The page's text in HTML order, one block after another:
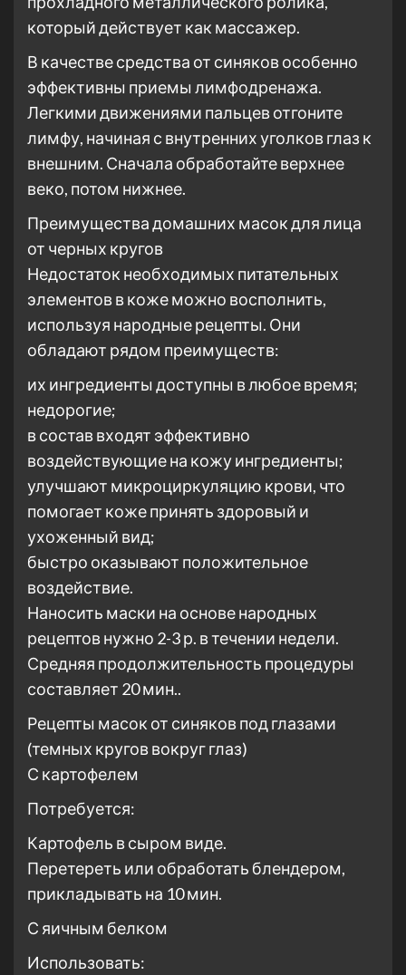
который действует как массажер.
В качестве средства от синяков особенно
эффективны приемы лимфодренажа.
Легкими движениями пальцев отгоните
лимфу, начиная с внутренних уголков глаз к
внешним. Сначала обработайте верхнее
веко, потом нижнее.
Преимущества домашних масок для лица
от черных кругов
Недостаток необходимых питательных
элементов в коже можно восполнить,
используя народные рецепты. Они
обладают рядом преимуществ:
их ингредиенты доступны в любое время;
недорогие;
в состав входят эффективно
воздействующие на кожу ингредиенты;
улучшают микроциркуляцию крови, что
помогает коже принять здоровый и
ухоженный вид;
быстро оказывают положительное
воздействие.
Наносить маски на основе народных
рецептов нужно 2-3 р. в течении недели.
Средняя продолжительность процедуры
составляет 20 мин..
Рецепты масок от синяков под глазами
(темных кругов вокруг глаз)
С картофелем
Потребуется:
Картофель в сыром виде.
Перетереть или обработать блендером,
прикладывать на 10 мин.
С яичным белком
Использовать: